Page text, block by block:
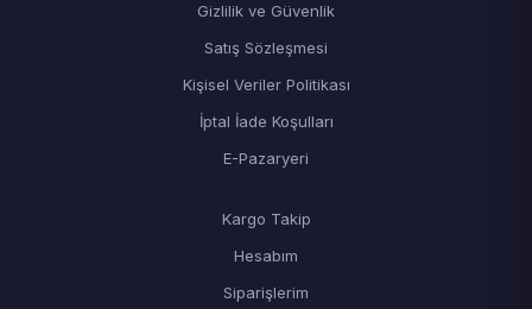
Gizlilik ve Güvenlik
Satış Sözleşmesi
Kişisel Veriler Politikası
İptal İade Koşulları
E-Pazaryeri
Kargo Takip
Hesabım
Siparişlerim